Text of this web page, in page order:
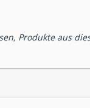
Produkte aus